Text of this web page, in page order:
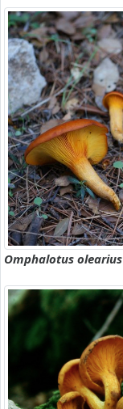
Omphalotus olearius